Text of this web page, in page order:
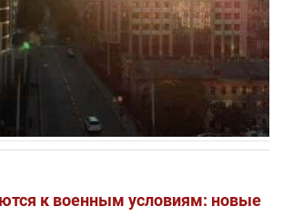
к военным условиям: новые